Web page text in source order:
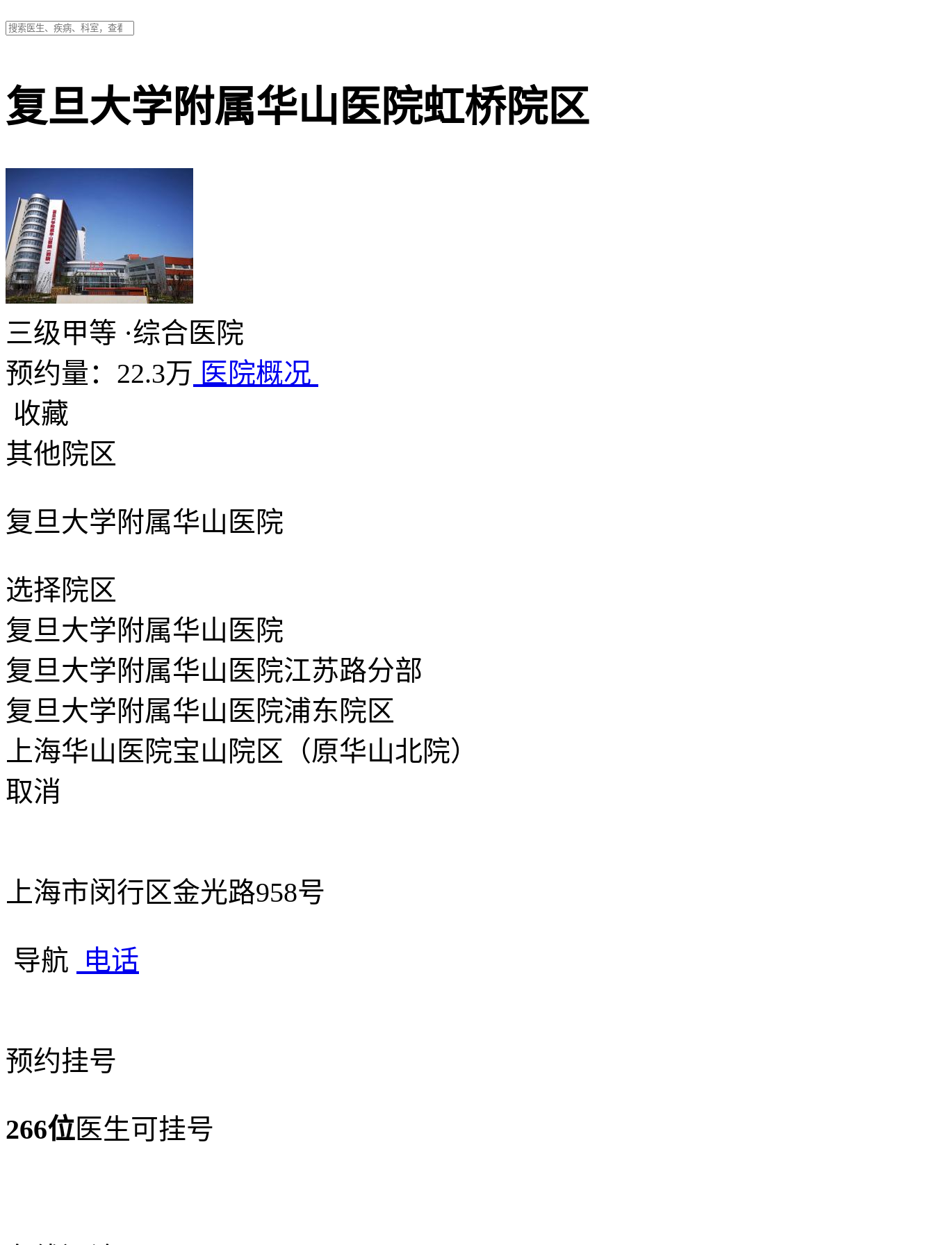
复旦大学附属华山医院虹桥院区
三级甲等 ·综合医院
预约量：22.3万 医院概况
收藏
其他院区
复旦大学附属华山医院
选择院区
复旦大学附属华山医院
复旦大学附属华山医院江苏路分部
复旦大学附属华山医院浦东院区
上海华山医院宝山院区（原华山北院）
取消
上海市闵行区金光路958号
导航 电话
预约挂号
266位医生可挂号